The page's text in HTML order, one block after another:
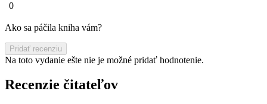
0
Ako sa páčila kniha vám?
Pridať recenziu
Na toto vydanie ešte nie je možné pridať hodnotenie.
Recenzie čitateľov